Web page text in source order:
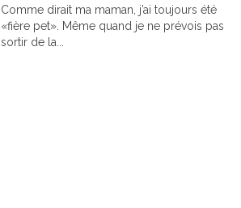
Comme dirait ma maman, j’ai toujours été
«fière pet». Même quand je ne prévois pas
sortir de la...